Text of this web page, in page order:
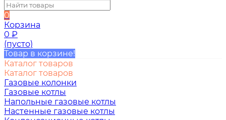
0
Корзина
0 ₽
(пусто)
Товар в корзине!
Каталог товаров
Каталог товаров
Газовые колонки
Газовые котлы
Напольные газовые котлы
Настенные газовые котлы